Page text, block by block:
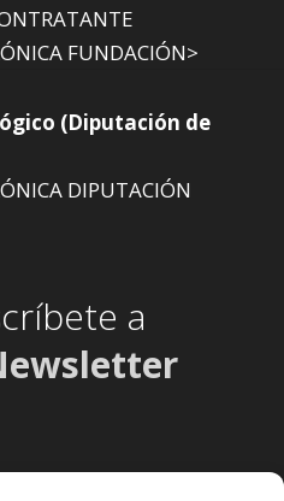
FUNDACIÓN>
(Diputación de
DIPUTACIÓN
a